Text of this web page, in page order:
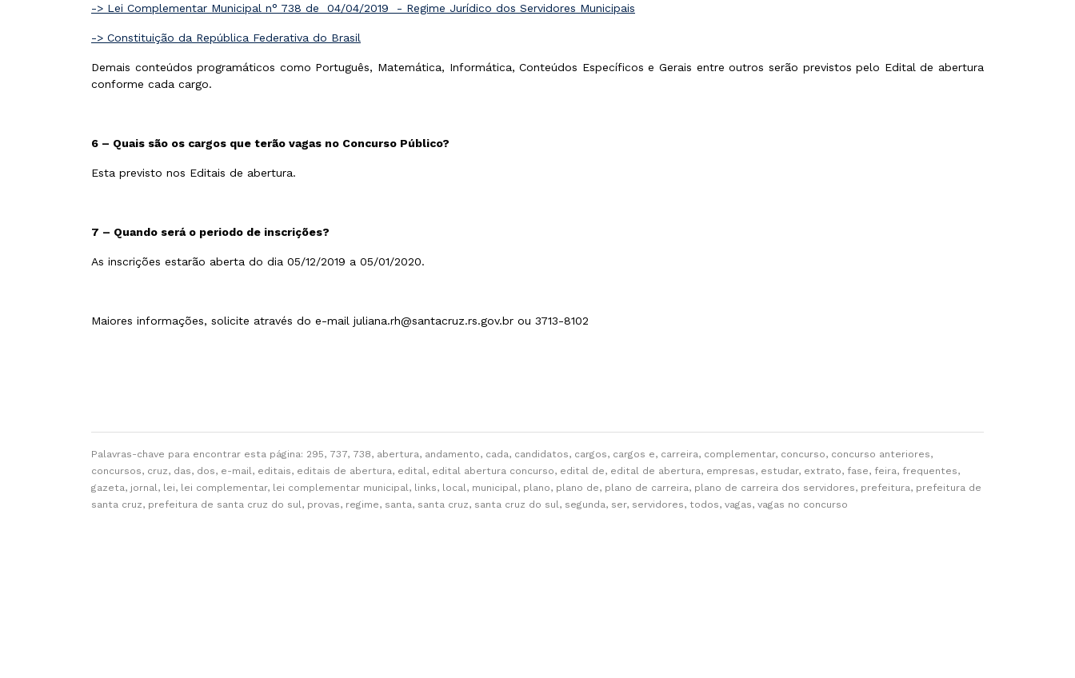
-> Lei Complementar Municipal n° 738 de 04/04/2019 - Regime Jurídico dos Servidores Municipais
-> Constituição da República Federativa do Brasil
Demais conteúdos programáticos como Português, Matemática, Informática, Conteúdos Específicos e Gerais entre outros serão previstos pelo Edital de abertura
conforme cada cargo.
6 – Quais são os cargos que terão vagas no Concurso Público?
Esta previsto nos Editais de abertura.
7 – Quando será o periodo de inscrições?
As inscrições estarão aberta do dia 05/12/2019 a 05/01/2020.
Maiores informações, solicite através do e-mail juliana.rh@santacruz.rs.gov.br ou 3713-8102
Palavras-chave para encontrar esta página: 295, 737, 738, abertura, andamento, cada, candidatos, cargos, cargos e, carreira, complementar, concurso, concurso anteriores,
concursos, cruz, das, dos, e-mail, editais, editais de abertura, edital, edital abertura concurso, edital de, edital de abertura, empresas, estudar, extrato, fase, feira, frequentes,
gazeta, jornal, lei, lei complementar, lei complementar municipal, links, local, municipal, plano, plano de, plano de carreira, plano de carreira dos servidores, prefeitura, prefeitura de
santa cruz, prefeitura de santa cruz do sul, provas, regime, santa, santa cruz, santa cruz do sul, segunda, ser, servidores, todos, vagas, vagas no concurso